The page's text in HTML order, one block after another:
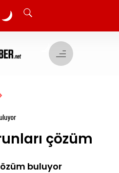
çözüm
buluyor